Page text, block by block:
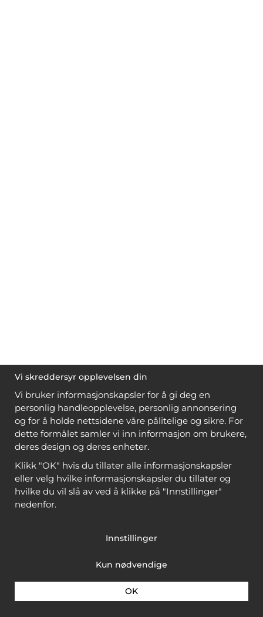
Vi skreddersyr opplevelsen din
Vi bruker informasjonskapsler for å gi deg en
personlig handleopplevelse, personlig annonsering
og for å holde nettsidene våre pålitelige og sikre. For
dette formålet samler vi inn informasjon om brukere,
deres design og deres enheter.
Klikk "OK" hvis du tillater alle informasjonskapsler
eller velg hvilke informasjonskapsler du tillater og
hvilke du vil slå av ved å klikke på "Innstillinger"
nedenfor.
Innstillinger
Kun nødvendige
OK